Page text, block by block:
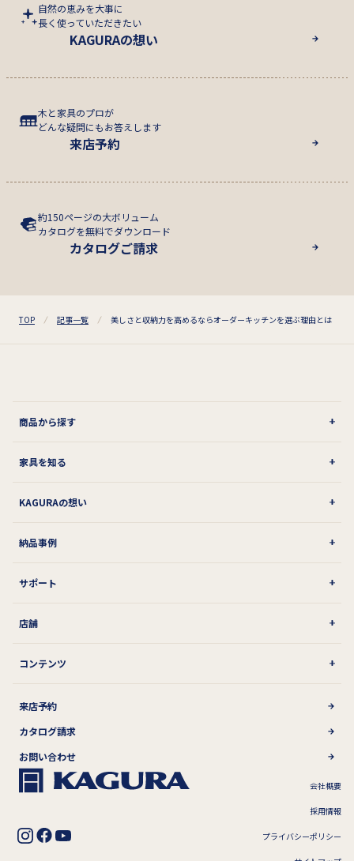
自然の恵みを大事に
長く使っていただきたい
KAGURAの想い
木と家具のプロが
どんな疑問にもお答えします
来店予約
約150ページの大ボリューム
カタログを無料でダウンロード
カタログご請求
TOP 記事一覧 美しさと収納力を高めるならオーダーキッチンを選ぶ理由とは
商品から探す
家具を知る
KAGURAの想い
納品事例
サポート
店舗
コンテンツ
来店予約
カタログ請求
お問い合わせ
会社概要
採用情報
プライバシーポリシー